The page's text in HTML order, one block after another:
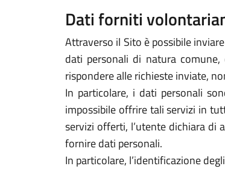
Dati forniti
Attraverso il Sito è possibile
dati personali di natura
rispondere alle richieste inviate,
In particolare, i dati personali
impossibile offrire tali servizi in
servizi offerti, l’utente dichiara di
fornire dati personali.
In particolare, l’identificazione